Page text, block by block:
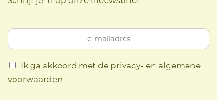
Ik ga akkoord met de privacy- en algemene
voorwaarden